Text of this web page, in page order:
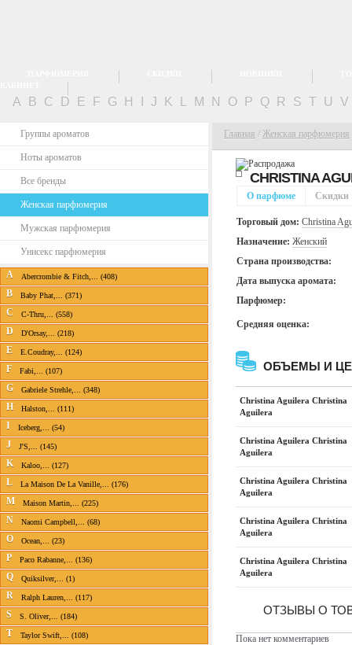
A B C D E F G H J K M N O P Q R S T U V
Группы ароматов
Ноты ароматов
Все бренды
Женская парфюмерия
Мужская парфюмерия
Унисекс парфюмерия
A Abercrombie & Fitch,... (408)
B Baby Phat,... (371)
C C-Thru,... (558)
D D'Orsay,... (218)
E E.Coudray,... (124)
F Fabi,... (107)
G Gabriele Strehle,... (348)
H Halston,... (111)
I Iceberg,... (54)
J J'S,... (145)
K Kaloo,... (127)
L La Maison De La Vanille,... (176)
M Maison Martin,... (225)
N Naomi Campbell,... (68)
O Ocean,... (23)
P Paco Rabanne,... (136)
Q Quiksilver,... (1)
R Ralph Lauren,... (117)
S S. Oliver,... (184)
T Taylor Swift,... (108)
Главная / Женская парфюмерия
CHRISTINA
О парфюме
Торговый дом: Christina
Назначение: Женский
Страна производства:
Дата выпуска аромата:
Парфюмер:
Средняя оценка:
Скидки
ОБЪЕМЫ И
Christina Aguilera Christina
Aguilera
Christina Aguilera Christina
Aguilera
Christina Aguilera Christina
Aguilera
Christina Aguilera Christina
Aguilera
Christina Aguilera Christina
Aguilera
ОТЗЫВЫ О
Пока нет комментариев